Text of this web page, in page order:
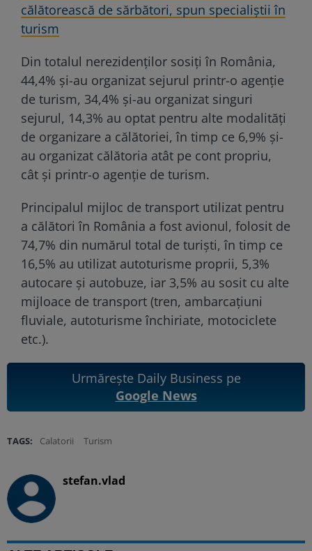
călătorească de sărbători, spun specialiștii în
turism
Din totalul nerezidenţilor sosiţi în România,
44,4% și-au organizat sejurul printr-o agenție
de turism, 34,4% și-au organizat singuri
sejurul, 14,3% au optat pentru alte modalităţi
de organizare a călătoriei, în timp ce 6,9% și-
au organizat călătoria atât pe cont propriu,
cât și printr-o agenție de turism.
Principalul mijloc de transport utilizat pentru
a călători în România a fost avionul, folosit de
74,7% din numărul total de turişti, în timp ce
16,5% au utilizat autoturisme proprii, 5,3%
autocare și autobuze, iar 3,5% au sosit cu alte
mijloace de transport (tren, ambarcaţiuni
fluviale, autoturisme închiriate, motociclete
etc.).
Urmărește Daily Business pe
Google News
TAGS: Calatorii Turism
stefan.vlad